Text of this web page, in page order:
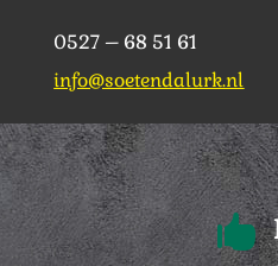
0527 – 68 51 61
info@soetendalurk.nl
